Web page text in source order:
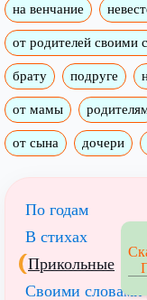
на венчание
от родителей своими
брату подруге
от мамы
от сына дочери
По годам
В стихах
Прикольные
Своими словами